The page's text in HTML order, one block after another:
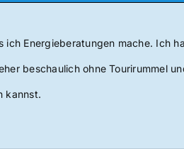
Energieberatungen mache. Ich
beschaulich ohne Tourirummel
kannst.